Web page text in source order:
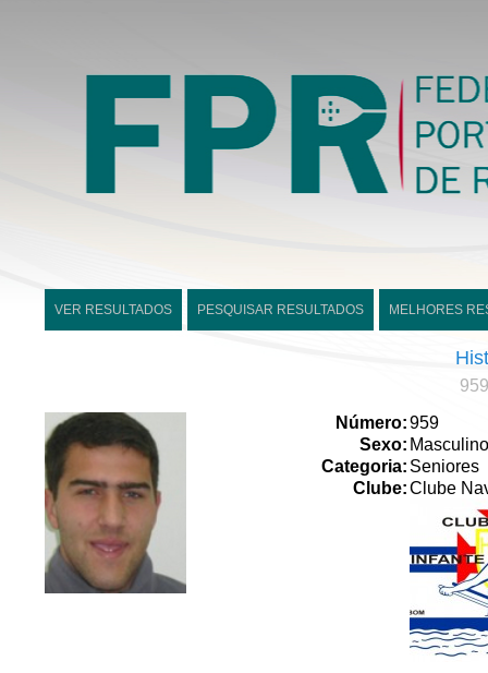
VER RESULTADOS PESQUISAR RESULTADOS MELHORES
Número:959
Sexo: Masculino
Categoria: Seniores
Clube:Clube